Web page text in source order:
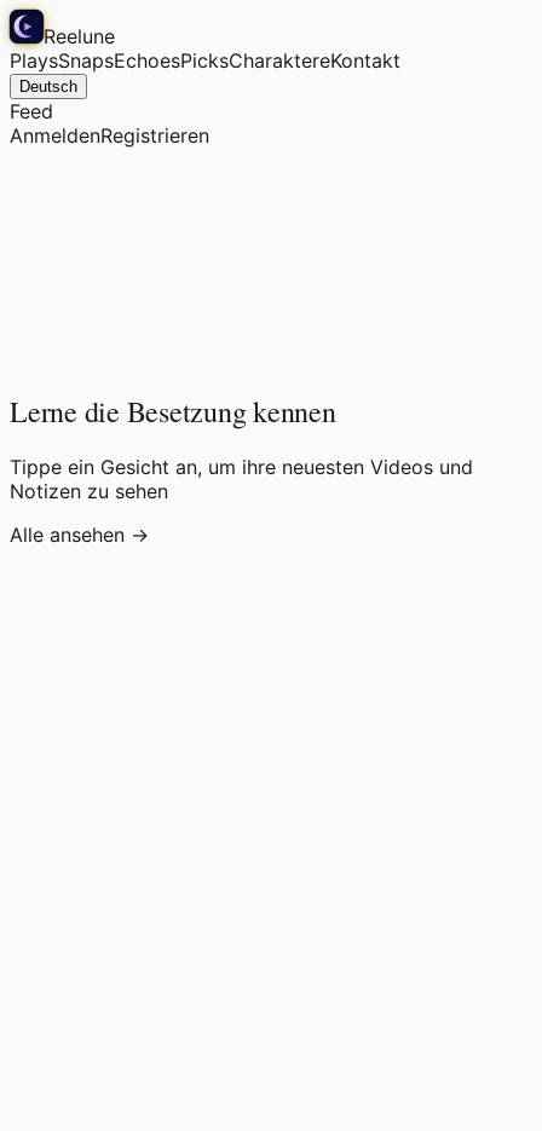
Reelune
PlaysSnapsEchoesPicksCharaktereKontakt
Deutsch
Feed
AnmeldenRegistrieren
Lerne die Besetzung kennen
Tippe ein Gesicht an, um ihre neuesten Videos und
Notizen zu sehen
Alle ansehen →